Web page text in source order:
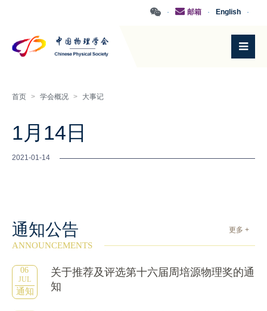
·
English
·
邮箱
·
首页 > 学会概况 > 大事记
1月14日
2021-01-14
通知公告 更多 +
ANNOUNCEMENTS
06
JUL
通知
关于推荐及评选第十六届周培源物理奖的通
知